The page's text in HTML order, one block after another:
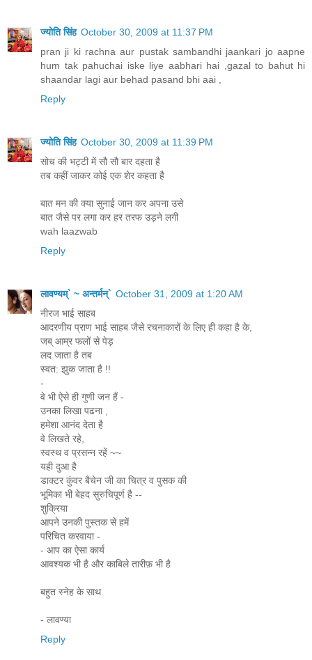
ज्योति सिंह October 30, 2009 at 11:37 PM
pran ji ki rachna aur pustak sambandhi jaankari jo aapne
hum tak pahuchai iske liye aabhari hai ,gazal to bahut hi
shaandar lagi aur behad pasand bhi aai ,
Reply
ज्योति सिंह October 30, 2009 at 11:39 PM
सोच की भट्टी में सौ सौ बार दहता है
तब कहीं जाकर कोई एक शेर कहता है
बात मन की क्या सुनाई जान कर अपना उसे
बात जैसे पर लगा कर हर तरफ उड़ने लगी
wah laazwab
Reply
लावण्यम्` ~ अन्तर्मन्` October 31, 2009 at 1:20 AM
नीरज भाई साहब
आदरणीय प्राण भाई साहब जैसे रचनाकारों के लिए ही कहा है के,
जब् आम्र फलों से पेड़
लद जाता है तब
स्वत: झुक जाता है !!
-
वे भी ऐसे ही गुणी जन हैं -
उनका लिखा पढना ,
हमेशा आनंद देता है
वे लिखते रहे,
स्वस्थ व प्रसन्न रहें ~~
यही दुआ है
डाक्टर कुंवर बैचेन जी का चित्र व पुसक की
भूमिका भी बेहद सुरुचिपूर्ण है --
शुक्रिया
आपने उनकी पुस्तक से हमें
परिचित करवाया -
- आप का ऐसा कार्य
आवश्यक भी है और काबिले तारीफ़ भी है
बहुत स्नेह के साथ
- लावण्या
Reply